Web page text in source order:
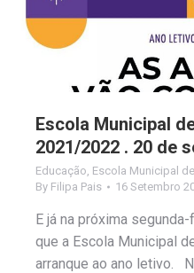
Escola Municipal
2021/2022 . 20 de
Educação Escola Municipal
By Filipa Pais 16 Setembro
E já na próxima
que a Escola Municipal
arranque ao ano letivo.